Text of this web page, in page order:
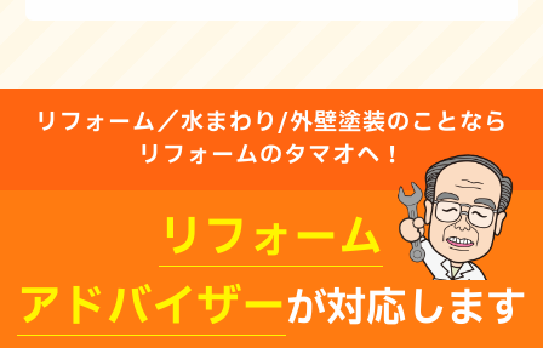
リフォーム／水まわり/外壁塗装のことなら
リフォームのタマオへ！
リフォーム
アドバイザーが対応します